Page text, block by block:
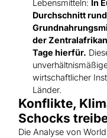
Lebensmitteln: In
Durchschnitt
der
Tage hierfür.
wirtschaftlicher
Länder.
Konflikte,
Schocks
Die Analyse von